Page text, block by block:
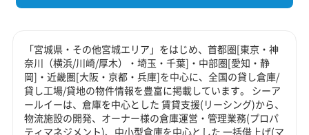
「宮城県・その他宮城エリア」をはじめ、首都圏[東京・神
奈川（横浜/川崎/厚木）・埼玉・千葉]・中部圏[愛知・静
岡]・近畿圏[大阪・京都・兵庫]を中心に、全国の貸し倉庫/
貸し工場/貸地の物件情報を豊富に掲載しています。 シーア
ールイーは、倉庫を中心とした 賃貸支援(リーシング)から、
物流施設の開発、オーナー様の倉庫運営・管理業務(プロパ
ティマネジメント)、中小型倉庫を中心とした 一括借上げ(マ